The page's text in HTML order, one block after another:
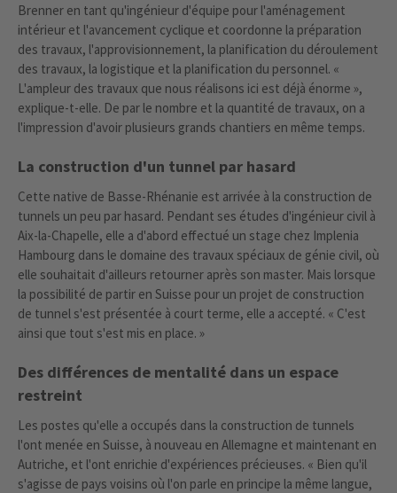
Brenner en tant qu'ingénieur d'équipe pour l'aménagement
intérieur et l'avancement cyclique et coordonne la préparation
des travaux, l'approvisionnement, la planification du déroulement
des travaux, la logistique et la planification du personnel. «
L'ampleur des travaux que nous réalisons ici est déjà énorme »,
explique-t-elle. De par le nombre et la quantité de travaux, on a
l'impression d'avoir plusieurs grands chantiers en même temps.
La construction d'un tunnel par hasard
Cette native de Basse-Rhénanie est arrivée à la construction de
tunnels un peu par hasard. Pendant ses études d'ingénieur civil à
Aix-la-Chapelle, elle a d'abord effectué un stage chez Implenia
Hambourg dans le domaine des travaux spéciaux de génie civil, où
elle souhaitait d'ailleurs retourner après son master. Mais lorsque
la possibilité de partir en Suisse pour un projet de construction
de tunnel s'est présentée à court terme, elle a accepté. « C'est
ainsi que tout s'est mis en place. »
Des différences de mentalité dans un espace
restreint
Les postes qu'elle a occupés dans la construction de tunnels
l'ont menée en Suisse, à nouveau en Allemagne et maintenant en
Autriche, et l'ont enrichie d'expériences précieuses. « Bien qu'il
s'agisse de pays voisins où l'on parle en principe la même langue,